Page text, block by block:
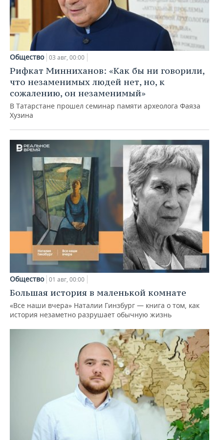
Общество 03 авг, 00:00
Рифкат Минниханов: «Как бы ни говорили,
что незаменимых людей нет, но, к
сожалению, он незаменимый»
В Татарстане прошел семинар памяти археолога Фаяза
Хузина
Общество 01 авг, 00:00
Большая история в маленькой комнате
«Все наши вчера» Наталии Гинзбург — книга о том, как
история незаметно разрушает обычную жизнь